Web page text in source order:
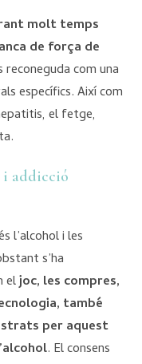
molt temps
de força de
com una
específics. Així com
el fetge,
i addicció
l’alcohol i les
s’ha
eljoc, les compres,
també
per aquest
. El consens